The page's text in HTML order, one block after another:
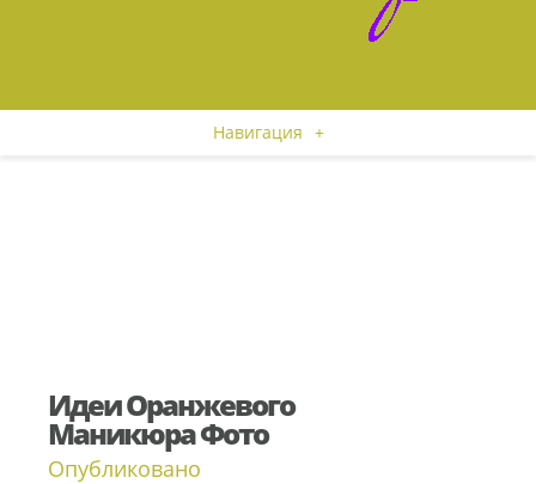
Навигация +
Идеи Оранжевого
Маникюра Фото
Опубликовано